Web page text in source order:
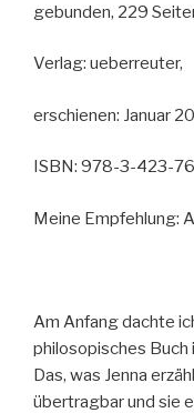
gebunden, 229
Verlag: ueberreuter,
erschienen: Januar
ISBN: 978-3-423-
Meine Empfehlung:
Am Anfang dachte
philosopisches Buch
Das, was Jenna
übertragbar und sie